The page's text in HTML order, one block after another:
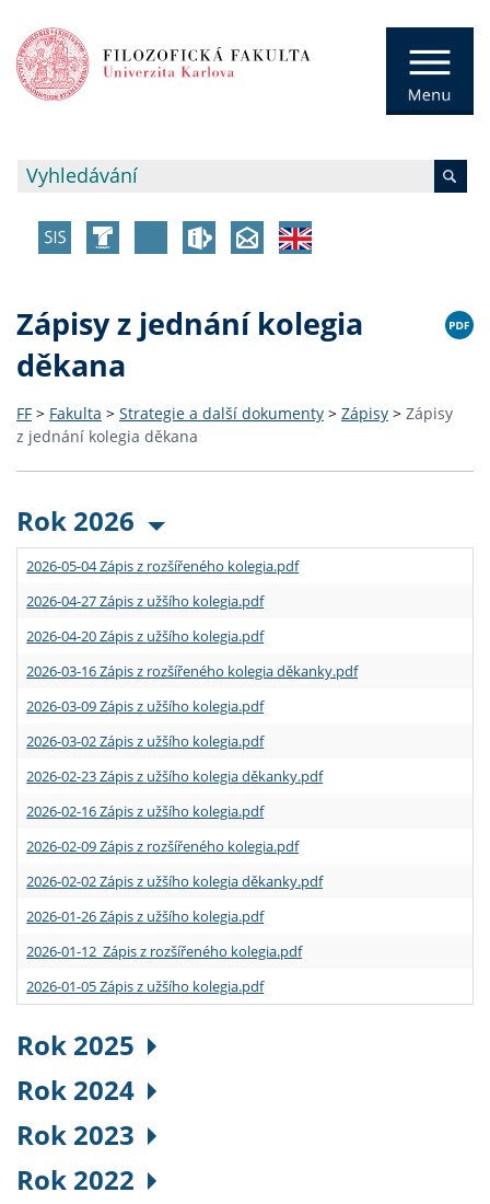
Zápisy z jednání kolegia
děkana
FF > Fakulta > Strategie a další dokumenty > Zápisy > Zápisy
z jednání kolegia děkana
Rok 2026
2026-05-04 Zápis z rozšířeného kolegia.pdf
2026-04-27 Zápis z užšího kolegia.pdf
2026-04-20 Zápis z užšího kolegia.pdf
2026-03-16 Zápis z rozšířeného kolegia děkanky.pdf
2026-03-09 Zápis z užšího kolegia.pdf
2026-03-02 Zápis z užšího kolegia.pdf
2026-02-23 Zápis z užšího kolegia děkanky.pdf
2026-02-16 Zápis z užšího kolegia.pdf
2026-02-09 Zápis z rozšířeného kolegia.pdf
2026-02-02 Zápis z užšího kolegia děkanky.pdf
2026-01-26 Zápis z užšího kolegia.pdf
2026-01-12 Zápis z rozšířeného kolegia.pdf
2026-01-05 Zápis z užšího kolegia.pdf
Rok 2025
Rok 2024
Rok 2023
Rok 2022